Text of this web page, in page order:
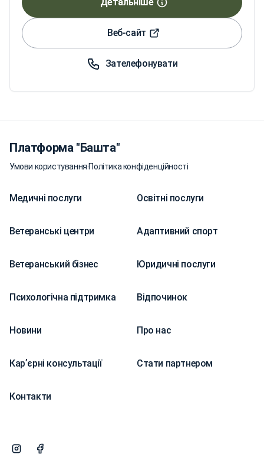
Веб-сайт
Зателефонувати
Платформа "Башта"
Умови користування·Політика конфіденційності
Медичні послуги Освітні послуги
Ветеранські центри Адаптивний спорт
Ветеранський бізнес Юридичні послуги
Психологічна підтримка Відпочинок
Новини Про нас
Карʼєрні консультації Стати партнером
Контакти